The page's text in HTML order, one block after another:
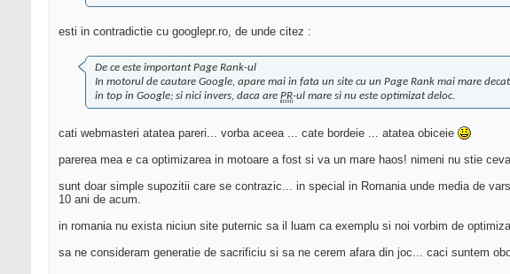
esti in contradictie cu googlepr.ro, de unde citez :
De ce este important Page Rank-ul
In motorul de cautare Google, apare mai in fata un site cu un Page Rank mai mare
in top in Google; si nici invers, daca are PR-ul mare si nu este optimizat deloc.
cati webmasteri atatea pareri... vorba aceea ... cate bordeie ... atatea obiceie
parerea mea e ca optimizarea in motoare a fost si va un mare haos! nimeni nu stie
sunt doar simple supozitii care se contrazic... in special in Romania unde media de
10 ani de acum.
in romania nu exista niciun site puternic sa il luam ca exemplu si noi vorbim de
sa ne consideram generatie de sacrificiu si sa ne cerem afara din joc... caci suntem